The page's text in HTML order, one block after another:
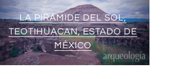
LA PIRÁMIDE DEL SOL,
TEOTIHUACAN, ESTADO DE
MÉXICO